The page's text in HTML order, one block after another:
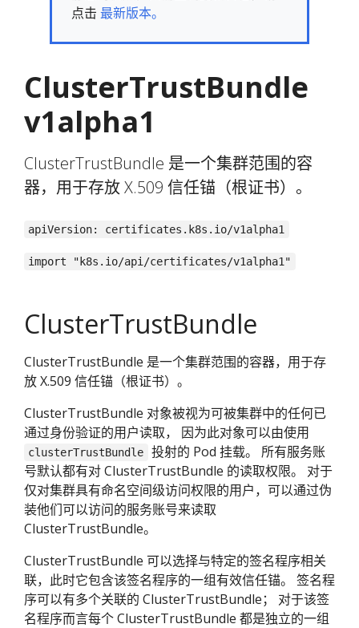
点击 最新版本。
ClusterTrustBundle
v1alpha1
ClusterTrustBundle 是一个集群范围的容
器，用于存放 X.509 信任锚（根证书）。
apiVersion: certificates.k8s.io/v1alpha1
import "k8s.io/api/certificates/v1alpha1"
ClusterTrustBundle
ClusterTrustBundle 是一个集群范围的容器，用于存
放 X.509 信任锚（根证书）。
ClusterTrustBundle 对象被视为可被集群中的任何已
通过身份验证的用户读取， 因为此对象可以由使用
clusterTrustBundle
投射的 Pod 挂载。 所有服务账
号默认都有对 ClusterTrustBundle 的读取权限。 对于
仅对集群具有命名空间级访问权限的用户，可以通过伪
装他们可以访问的服务账号来读取
ClusterTrustBundle。
ClusterTrustBundle 可以选择与特定的签名程序相关
联，此时它包含该签名程序的一组有效信任锚。 签名程
序可以有多个关联的 ClusterTrustBundle； 对于该签
名程序而言每个 ClusterTrustBundle 都是独立的一组